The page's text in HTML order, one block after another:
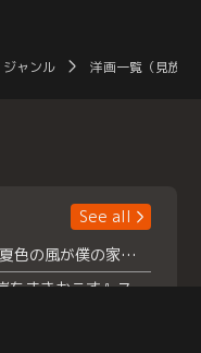
ジャンル 洋画一覧（見放題
See all
浮所飛貴主演！ 【夏色の風が僕の家にやってきた】 本日よりテラサで独占配信スタート！
『夏色の雲が恋と嵐をまきおこす』スペシャルメイキング 【Part1】2026年７月18日（土）23時30分～配信スタート！話題のシーンの裏側を大公開！豪華キャスト大集合！ 『武宮家 真夏の家族会議』開催！